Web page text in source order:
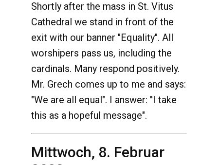
Shortly after the mass in St. Vitus
Cathedral we stand in front of the
exit with our banner "Equality". All
worshipers pass us, including the
cardinals. Many respond positively.
Mr. Grech comes up to me and says:
"We are all equal". I answer: "I take
this as a hopeful message".
Mittwoch, 8. Februar